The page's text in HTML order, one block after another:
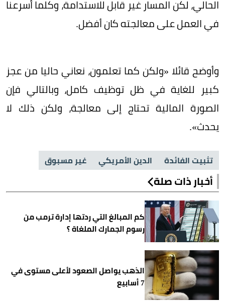
الحالي، لكن المسار غير قابل للاستدامة، وكلما أسرعنا
في العمل على معالجته كان أفضل.
وأوضح قائلا «ولكن كما تعلمون، نعاني حاليا من عجز
كبير للغاية في ظل توظيف كامل، وبالتالي فإن
الصورة المالية تحتاج إلى معالجة، ولكن ذلك لا
يحدث».
تثبيت الفائدة الدين الأمريكي غير مسبوق
أخبار ذات صلة
كم المبالغ التي ردتها إدارة ترمب من
رسوم الجمارك الملغاة ؟
الذهب يواصل الصعود لأعلى مستوى في
7 أسابيع